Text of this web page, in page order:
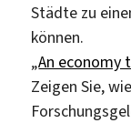
Städte zu
können.
„An economy
Zeigen Sie,